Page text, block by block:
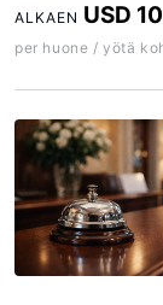
ALKAEN USD
per huone / yötä